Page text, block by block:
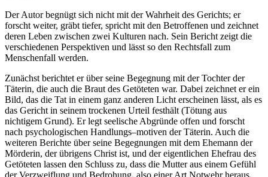
Der Autor begnügt sich nicht mit der Wahrheit des Gerichts; er
forscht weiter, gräbt tiefer, spricht mit den Betroffenen und zeichnet
deren Leben zwischen zwei Kulturen nach. Sein Bericht zeigt die
verschiedenen Perspektiven und lässt so den Rechtsfall zum
Menschenfall werden.
Zunächst berichtet er über seine Begegnung mit der Tochter der
Täterin, die auch die Braut des Getöteten war. Dabei zeichnet er ein
Bild, das die Tat in einem ganz anderen Licht erscheinen lässt, als es
das Gericht in seinem trockenen Urteil festhält (Tötung aus
nichtigem Grund). Er legt seelische Abgründe offen und forscht
nach psychologischen Handlungs–motiven der Täterin. Auch die
weiteren Berichte über seine Begegnungen mit dem Ehemann der
Mörderin, der übrigens Christ ist, und der eigentlichen Ehefrau des
Getöteten lassen den Schluss zu, dass die Mutter aus einem Gefühl
der Verzweiflung und Bedrohung, also einer Art Notwehr heraus,